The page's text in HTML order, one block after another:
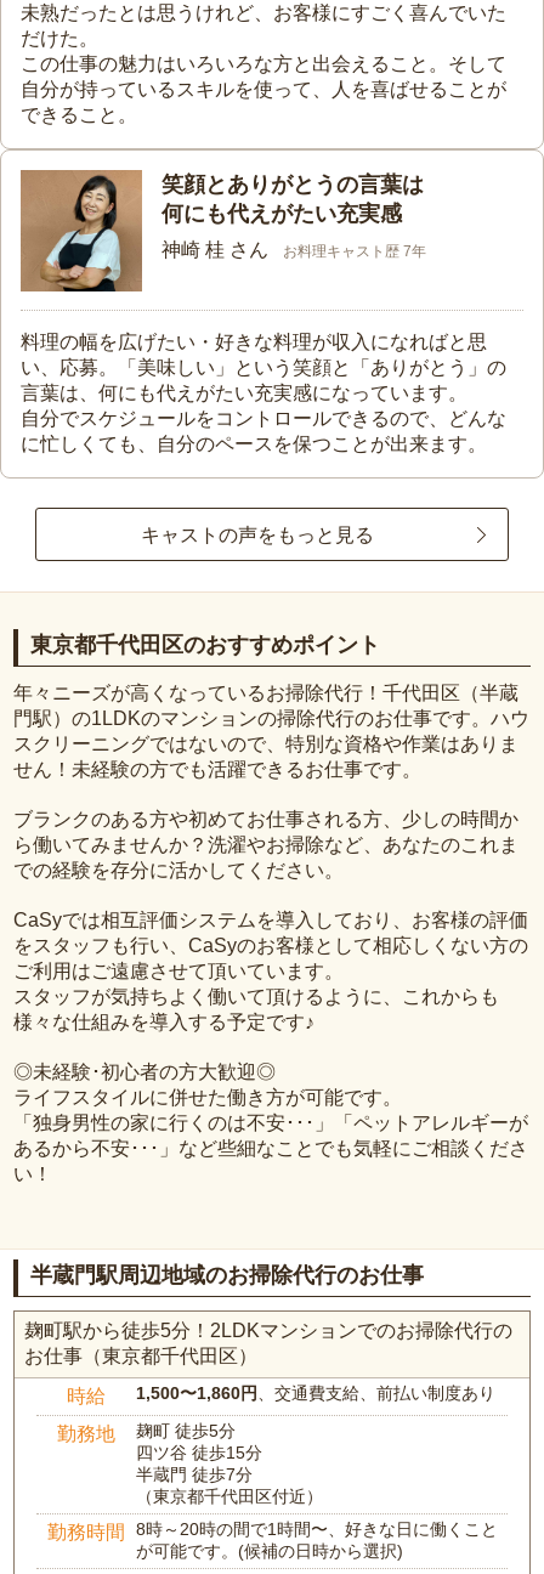
未熟だったとは思うけれど、お客様にすごく喜んでいた
だけた。
この仕事の魅力はいろいろな方と出会えること。そして
自分が持っているスキルを使って、人を喜ばせることが
できること。
笑顔とありがとうの言葉は
何にも代えがたい充実感
神崎 桂 さん お料理キャスト歴 7年
料理の幅を広げたい・好きな料理が収入になればと思
い、応募。「美味しい」という笑顔と「ありがとう」の
言葉は、何にも代えがたい充実感になっています。
自分でスケジュールをコントロールできるので、どんな
に忙しくても、自分のペースを保つことが出来ます。
キャストの声をもっと見る
東京都千代田区のおすすめポイント
年々ニーズが高くなっているお掃除代行！千代田区（半蔵
門駅）の1LDKのマンションの掃除代行のお仕事です。ハウ
スクリーニングではないので、特別な資格や作業はありま
せん！未経験の方でも活躍できるお仕事です。
ブランクのある方や初めてお仕事される方、少しの時間か
ら働いてみませんか？洗濯やお掃除など、あなたのこれま
での経験を存分に活かしてください。
CaSyでは相互評価システムを導入しており、お客様の評価
をスタッフも行い、CaSyのお客様として相応しくない方の
ご利用はご遠慮させて頂いています。
スタッフが気持ちよく働いて頂けるように、これからも
様々な仕組みを導入する予定です♪
◎未経験･初心者の方大歓迎◎
ライフスタイルに併せた働き方が可能です。
「独身男性の家に行くのは不安･･･」「ペットアレルギーが
あるから不安･･･」など些細なことでも気軽にご相談くださ
い！
半蔵門駅周辺地域のお掃除代行のお仕事
麹町駅から徒歩5分！2LDKマンションでのお掃除代行の
お仕事（東京都千代田区）
時給 1,500〜1,860円、交通費支給、前払い制度あり
勤務地
麹町 徒歩5分
四ツ谷 徒歩15分
半蔵門 徒歩7分
（東京都千代田区付近）
勤務時間
8時～20時の間で1時間〜、好きな日に働くこと
が可能です。(候補の日時から選択)